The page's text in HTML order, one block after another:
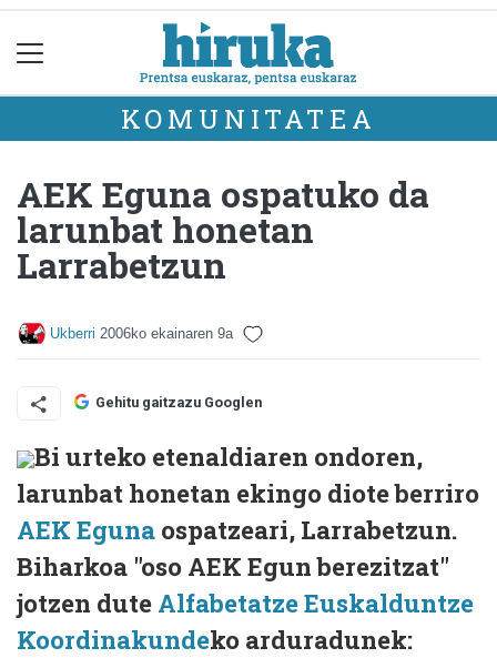
KOMUNITATEA
AEK Eguna ospatuko da
larunbat honetan
Larrabetzun
Ukberri 2006ko ekainaren 9a
Gehitu gaitzazu Googlen
Bi urteko etenaldiaren ondoren,
larunbat honetan ekingo diote berriro
AEK Eguna ospatzeari, Larrabetzun.
Biharkoa "oso AEK Egun berezitzat"
jotzen dute Alfabetatze Euskalduntze
Koordinakundeko arduradunek: